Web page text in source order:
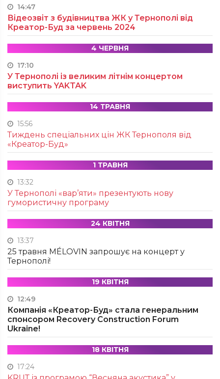
14:47
Відеозвіт з будівництва ЖК у Тернополі від
Креатор-Буд за червень 2024
4 ЧЕРВНЯ
17:10
У Тернополі із великим літнім концертом
виступить YAKTAK
14 ТРАВНЯ
15:56
Тиждень спеціальних цін ЖК Тернополя від
«Креатор-Буд»
1 ТРАВНЯ
13:32
У Тернополі «вар’яти» презентують нову
гумористичну програму
24 КВІТНЯ
13:37
25 травня MÉLOVIN запрошує на концерт у
Тернополі!
19 КВІТНЯ
12:49
Компанія «Креатор-Буд» стала генеральним
спонсором Recovery Construction Forum
Ukraine!
18 КВІТНЯ
17:24